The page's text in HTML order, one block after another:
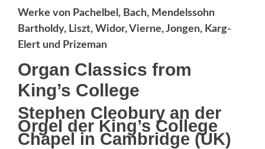
Werke von Pachelbel, Bach, Mendelssohn
Bartholdy, Liszt, Widor, Vierne, Jongen, Karg-
Elert und Prizeman
Organ Classics from
King’s College
Stephen Cleobury an der
Orgel der King’s College
Chapel in Cambridge (UK)